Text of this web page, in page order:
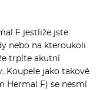
F jestliže jste
nebo na kteroukoli
trpíte akutní
Koupele jako takové
Hermal F) se nesmí